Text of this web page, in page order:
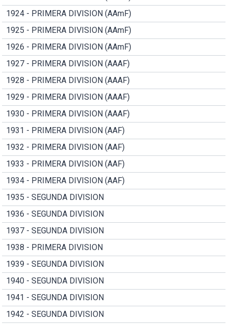
1924 - PRIMERA DIVISION (AAmF)
1925 - PRIMERA DIVISION (AAmF)
1926 - PRIMERA DIVISION (AAmF)
1927 - PRIMERA DIVISION (AAAF)
1928 - PRIMERA DIVISION (AAAF)
1929 - PRIMERA DIVISION (AAAF)
1930 - PRIMERA DIVISION (AAAF)
1931 - PRIMERA DIVISION (AAF)
1932 - PRIMERA DIVISION (AAF)
1933 - PRIMERA DIVISION (AAF)
1934 - PRIMERA DIVISION (AAF)
1935 - SEGUNDA DIVISION
1936 - SEGUNDA DIVISION
1937 - SEGUNDA DIVISION
1938 - PRIMERA DIVISION
1939 - SEGUNDA DIVISION
1940 - SEGUNDA DIVISION
1941 - SEGUNDA DIVISION
1942 - SEGUNDA DIVISION